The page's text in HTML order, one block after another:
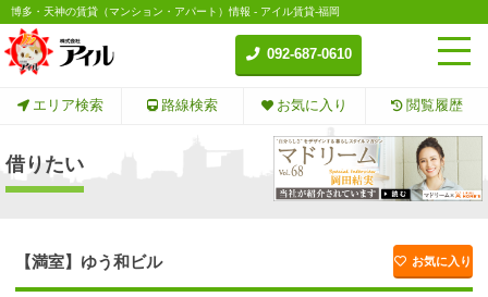
博多・天神の賃貸（マンション・アパート）情報 - アイル賃貸-福岡
092-687-0610
エリア検索 路線検索 お気に入り 閲覧履歴
借りたい
【満室】ゆう和ビル お気に入り